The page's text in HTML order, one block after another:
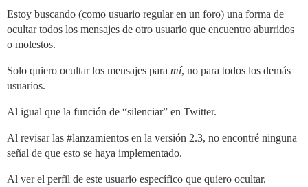
Estoy buscando (como usuario regular en un foro) una forma de
ocultar todos los mensajes de otro usuario que encuentro aburridos
o molestos.
Solo quiero ocultar los mensajes para mí, no para todos los demás
usuarios.
Al igual que la función de “silenciar” en Twitter.
Al revisar las #lanzamientos en la versión 2.3, no encontré ninguna
señal de que esto se haya implementado.
Al ver el perfil de este usuario específico que quiero ocultar,